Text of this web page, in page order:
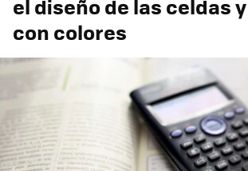
el diseño de las celdas
con colores